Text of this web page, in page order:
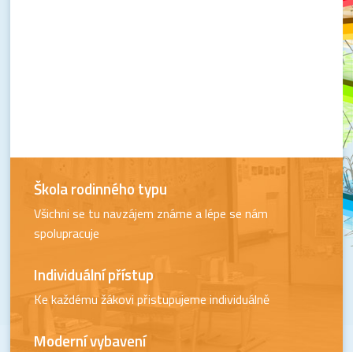
Škola rodinného typu
Všichni se tu navzájem známe a lépe se nám
spolupracuje
Individuální přístup
Ke každému žákovi přistupujeme individuálně
Moderní vybavení